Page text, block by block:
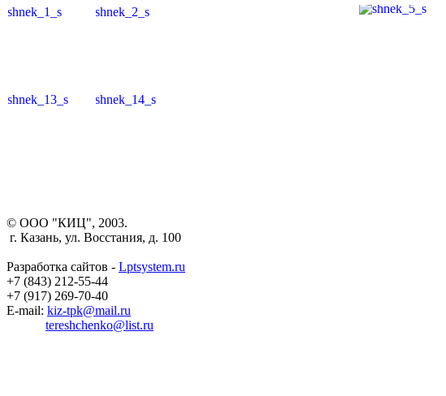
© ООО "КИЦ", 2003.
г. Казань, ул. Восстания, д. 100
Разработка сайтов - Lptsystem.ru
+7 (843) 212-55-44
+7 (917) 269-70-40
E-mail: kiz-tpk@mail.ru
tereshchenko@list.ru